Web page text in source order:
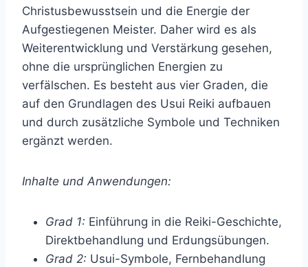
Christusbewusstsein und die Energie der
Aufgestiegenen Meister. Daher wird es als
Weiterentwicklung und Verstärkung gesehen,
ohne die ursprünglichen Energien zu
verfälschen. Es besteht aus vier Graden, die
auf den Grundlagen des Usui Reiki aufbauen
und durch zusätzliche Symbole und Techniken
ergänzt werden.
Inhalte und Anwendungen:
Grad 1: Einführung in die Reiki-Geschichte,
Direktbehandlung und Erdungsübungen.
Grad 2: Usui-Symbole, Fernbehandlung